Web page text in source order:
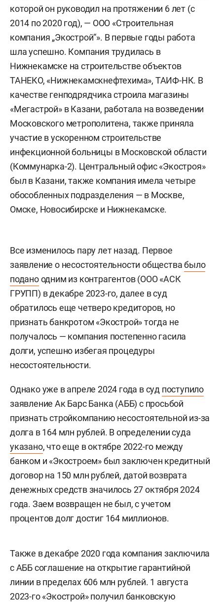
которой он руководил на протяжении 6 лет (с
2014 по 2020 год), — ООО «Строительная
компания „Экострой“». В первые годы работа
шла успешно. Компания трудилась в
Нижнекамске на строительстве объектов
ТАНЕКО, «Нижнекамскнефтехима», ТАИФ-НК. В
качестве генподрядчика строила магазины
«Мегастрой» в Казани, работала на возведении
Московского метрополитена, также приняла
участие в ускоренном строительстве
инфекционной больницы в Московской области
(Коммунарка-2). Центральный офис «Экостроя»
был в Казани, также компания имела четыре
обособленных подразделения — в Москве,
Омске, Новосибирске и Нижнекамске.
Все изменилось пару лет назад. Первое
заявление о несостоятельности обществабыло
поданоодним из контрагентов (ООО «АСК
ГРУПП) в декабре 2023-го, далее в суд
обратилось еще четверо кредиторов, но
признать банкротом «Экострой» тогда не
получалось — компания постепенно гасила
долги, успешно избегая процедуры
несостоятельности.
Однако уже в апреле 2024 года в суд поступило
заявление Ак Барс Банка (АББ) с просьбой
признать стройкомпанию несостоятельной из-за
долга в 164 млн рублей. В определении суда
указано, что еще в октябре 2022-го между
банком и «Экостроем» был заключен кредитный
договор на 150 млн рублей, датой возврата
денежных средств значилось 27 октября 2024
года. Заем возвращен не был, с учетом
процентов долг достиг 164 миллионов.
Также в декабре 2020 года компания заключила
с АББ соглашение на открытие гарантийной
линии в пределах 606 млн рублей. 1 августа
2023-го «Экострой» получил банковскую